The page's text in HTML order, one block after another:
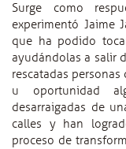
Surge como
experimentó Jaime
que ha podido
ayudándolas a salir
rescatadas
u oportunidad
desarraigadas de
calles y han
proceso de